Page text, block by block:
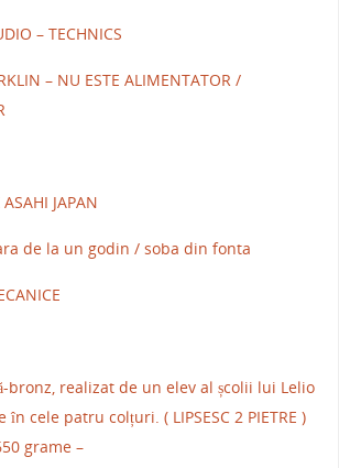
– TECHNICS
– NU ESTE ALIMENTATOR /
JAPAN
de la un godin / soba din fonta
bronz, realizat de un elev al școlii lui Lelio
cele patru colțuri. ( LIPSESC 2 PIETRE )
grame –